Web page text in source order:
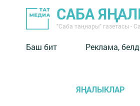
САБА
"Саба таңнары" газетасы -
Баш бит Реклама,
ЯҢАЛЫКЛАР